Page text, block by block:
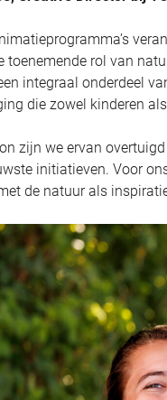
toenemende rol van
integraal onderdeel
die zowel kinderen
zijn we ervan
initiatieven. Voor
de natuur als